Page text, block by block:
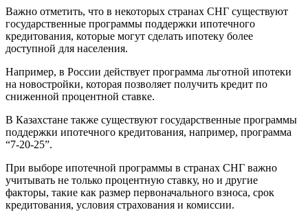
Важно отметить, что в некоторых странах СНГ существуют
государственные программы поддержки ипотечного
кредитования, которые могут сделать ипотеку более
доступной для населения.
Например, в России действует программа льготной ипотеки
на новостройки, которая позволяет получить кредит по
сниженной процентной ставке.
В Казахстане также существуют государственные программы
поддержки ипотечного кредитования, например, программа
“7-20-25”.
При выборе ипотечной программы в странах СНГ важно
учитывать не только процентную ставку, но и другие
факторы, такие как размер первоначального взноса, срок
кредитования, условия страхования и комиссии.